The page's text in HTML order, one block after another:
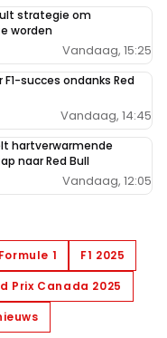
strategie om
worden
Vandaag, 15:25
succes ondanks Red
Vandaag, 14:45
hartverwarmende
naar Red Bull
Vandaag, 12:05
Formule 1
F1 2025
Prix Canada 2025